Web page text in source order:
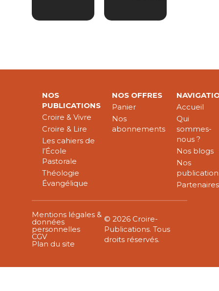
NOS
PUBLICATIONS
Croire & Vivre
Croire & Lire
Les cahiers de
l’École
Pastorale
Théologie
Évangélique
NOS OFFRES
Panier
Nos
abonnements
Accueil
Qui
sommes-
nous ?
Nos blogs
Nos
Partenaires
Mentions légales &
données
personnelles
CGV
Plan du site
© 2026 Croire-
Publications. Tous
droits réservés.